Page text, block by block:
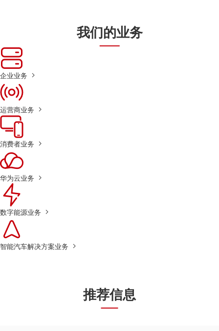
我们的业务
企业业务
运营商业务
消费者业务
华为云业务
数字能源业务
智能汽车解决方案业务
推荐信息